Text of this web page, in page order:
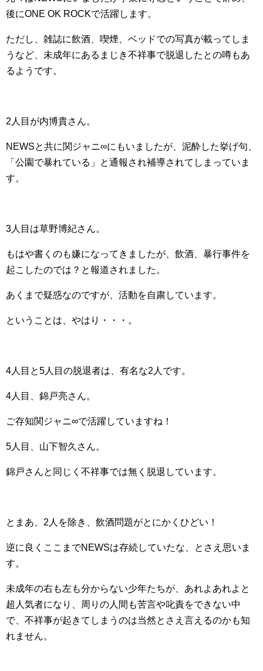
後にONE OK ROCKで活躍します。
ただし、雑誌に飲酒、喫煙、ベッドでの写真が載ってしま
うなど、未成年にあるまじき不祥事で脱退したとの噂もあ
るようです。
2人目が内博貴さん。
NEWSと共に関ジャニ∞にもいましたが、泥酔した挙げ句、
「公園で暴れている」と通報され補導されてしまっていま
す。
3人目は草野博紀さん。
もはや書くのも嫌になってきましたが、飲酒、暴行事件を
起こしたのでは？と報道されました。
あくまで疑惑なのですが、活動を自粛しています。
ということは、やはり・・・。
4人目と5人目の脱退者は、有名な2人です。
4人目、錦戸亮さん。
ご存知関ジャニ∞で活躍していますね！
5人目、山下智久さん。
錦戸さんと同じく不祥事では無く脱退しています。
とまあ、2人を除き、飲酒問題がとにかくひどい！
逆に良くここまでNEWSは存続していたな、とさえ思いま
す。
未成年の右も左も分からない少年たちが、あれよあれよと
超人気者になり、周りの人間も苦言や叱責をできない中
で、不祥事が起きてしまうのは当然とさえ言えるのかも知
れません。